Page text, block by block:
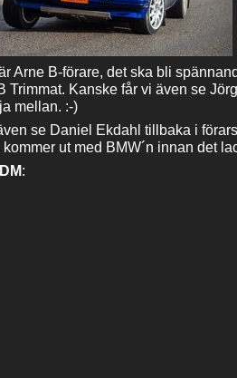
Arne B-förare, det ska bli
Trimmat. Kanske får vi även se
mellan. :-)
se Daniel Ekdahl tillbaka i
ut med BMW´n innan det
: